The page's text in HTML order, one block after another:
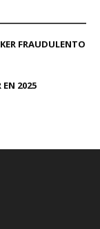
FRAUDULENTO
EN 2025